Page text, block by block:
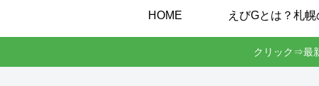
HOME
クリック⇒最